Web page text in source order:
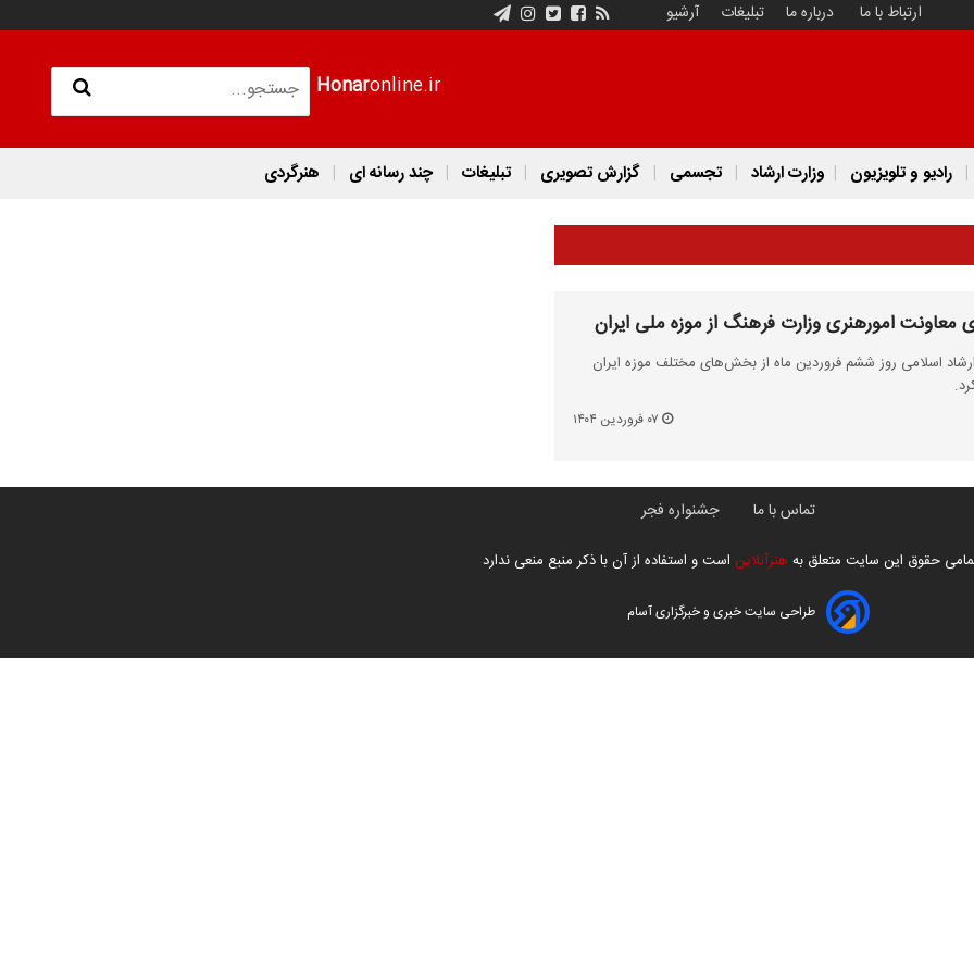
ارتباط با ما درباره ما تبلیغات آرشیو
Honaronline.ir
رادیو و تلویزیون وزارت ارشاد تجسمی گزارش تصویری تبلیغات چند رسانه ای هنرگردی
معاونت امورهنری وزارت فرهنگ از موزه ملی ایران
اسلامی روز ششم فروردین ماه از بخش‌های مختلف موزه ایران
تماس با ما جشنواره فجر
حقوق این سایت متعلق به هنرآنلاین است و استفاده از آن با ذکر منبع منعی ندارد
طراحی سایت خبری و خبرگزاری آسام